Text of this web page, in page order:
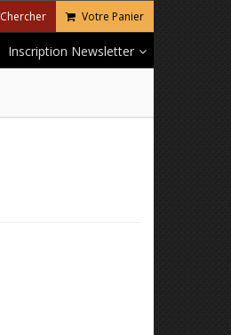
Chercher Votre Panier
Inscription Newsletter